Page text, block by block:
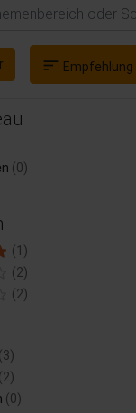
sort Empfehlung
(0)
(1)
(2)
(2)
(3)
(2)
(0)